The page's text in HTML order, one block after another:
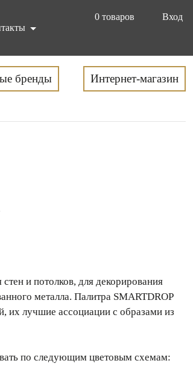
0 товаров
Вход
бренды Интернет-магазин
и потолков, для декорирования
металла. Палитра SMARTDROP
их лучшие ассоциации с образами из
по следующим цветовым схемам: